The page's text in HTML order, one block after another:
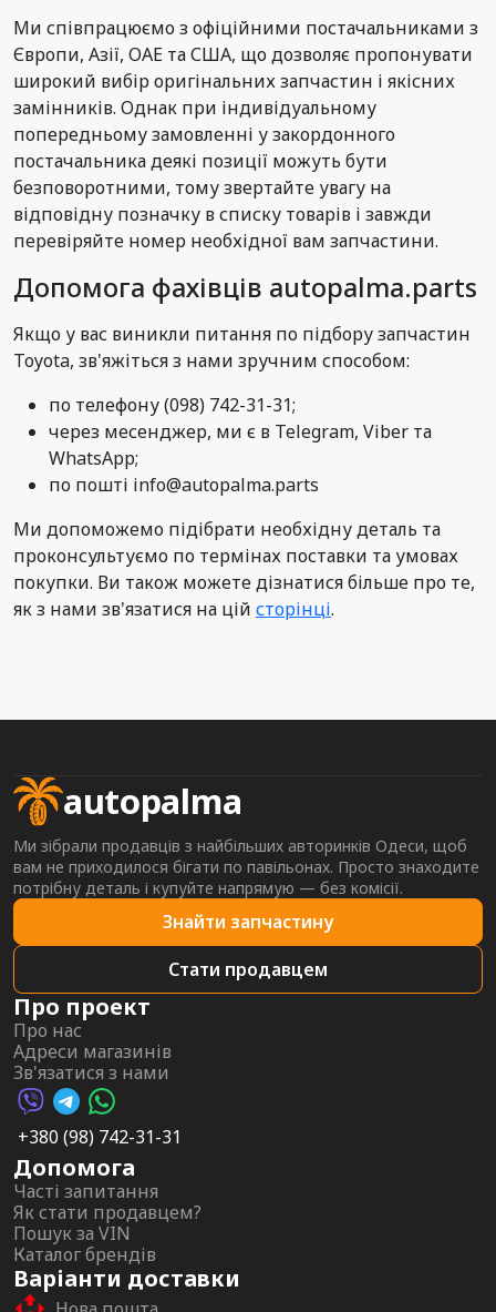
Ми співпрацюємо з офіційними постачальниками з
Європи, Азії, ОАЕ та США, що дозволяє пропонувати
широкий вибір оригінальних запчастин і якісних
замінників. Однак при індивідуальному
попередньому замовленні у закордонного
постачальника деякі позиції можуть бути
безповоротними, тому звертайте увагу на
відповідну позначку в списку товарів і завжди
перевіряйте номер необхідної вам запчастини.
Допомога фахівців autopalma.parts
Якщо у вас виникли питання по підбору запчастин
Toyota, зв'яжіться з нами зручним способом:
по телефону (098) 742-31-31;
через месенджер, ми є в Telegram, Viber та
WhatsApp;
по пошті info@autopalma.parts
Ми допоможемо підібрати необхідну деталь та
проконсультуємо по термінах поставки та умовах
покупки. Ви також можете дізнатися більше про те,
як з нами зв'язатися на цій сторінці.
autopalma
Ми зібрали продавців з найбільших авторинків Одеси, щоб
вам не приходилося бігати по павільонах. Просто знаходите
потрібну деталь і купуйте напрямую — без комісії.
Знайти запчастину
Стати продавцем
Про проект
Про нас
Адреси магазинів
Зв'язатися з нами
Viber AutoPalma
Telegram AutoPalma
WhatsApp AutoPalma
+380 (98) 742-31-31
Допомога
Часті запитання
Як стати продавцем?
Пошук за VIN
Каталог брендів
Варіанти доставки